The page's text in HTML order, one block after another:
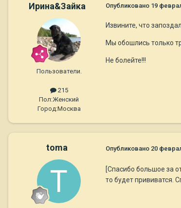
Ирина&Зайка
Пользователи.
215
Пол:Женский
Город:Москва
Опубликовано 19
Извините, что
Мы обошлись только
Не болейте!!!
toma Опубликовано 20
[Спасибо большое за
то будет прививатся.